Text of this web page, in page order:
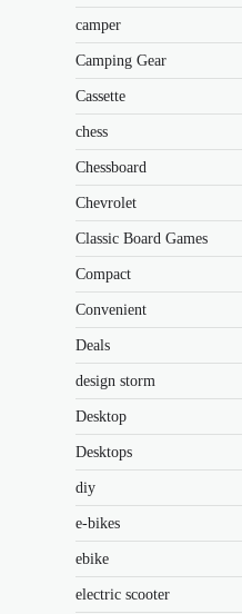
camper
Camping Gear
Cassette
chess
Chessboard
Chevrolet
Classic Board Games
Compact
Convenient
Deals
design storm
Desktop
Desktops
diy
e-bikes
ebike
electric scooter